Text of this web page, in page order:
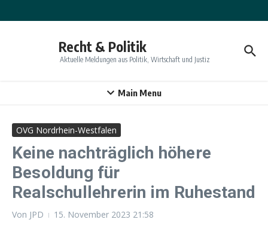
Recht & Politik
Aktuelle Meldungen aus Politik, Wirtschaft und Justiz
Main Menu
OVG Nordrhein-Westfalen
Keine nachträglich höhere
Besoldung für
Realschullehrerin im Ruhestand
Von JPD 15. November 2023 21:58